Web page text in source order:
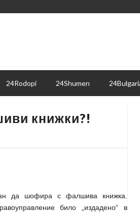
24Rodopi 24Shumen
книжки?!
да шофира с фалшива книжка.
било „издадено“ в